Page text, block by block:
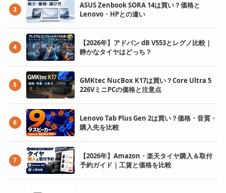
3
ASUS Zenbook SORA 14は買い？価格と
Lenovo・HPとの違い
4
【2026年】アドバン dB V553とレグノ比較｜
静かなタイヤはどっち？
5
GMKtec NucBox K17は買い？Core Ultra 5
226VミニPCの価格と注意点
6
Lenovo Tab Plus Gen 2は買い？価格・音質・
購入先を比較
7
【2026年】Amazon・楽天タイヤ購入＆取付
予約ガイド｜工賃と価格を比較